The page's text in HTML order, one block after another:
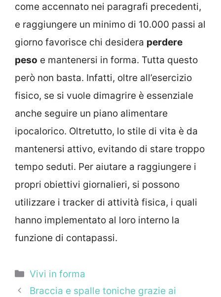
come accennato nei paragrafi precedenti,
e raggiungere un minimo di 10.000 passi al
giorno favorisce chi desidera perdere
peso e mantenersi in forma. Tutta questo
però non basta. Infatti, oltre all’esercizio
fisico, se si vuole dimagrire è essenziale
anche seguire un piano alimentare
ipocalorico. Oltretutto, lo stile di vita è da
mantenersi attivo, evitando di stare troppo
tempo seduti. Per aiutare a raggiungere i
propri obiettivi giornalieri, si possono
utilizzare i tracker di attività fisica, i quali
hanno implementato al loro interno la
funzione di contapassi.
Categorie
Vivi in forma
Braccia e spalle toniche grazie ai